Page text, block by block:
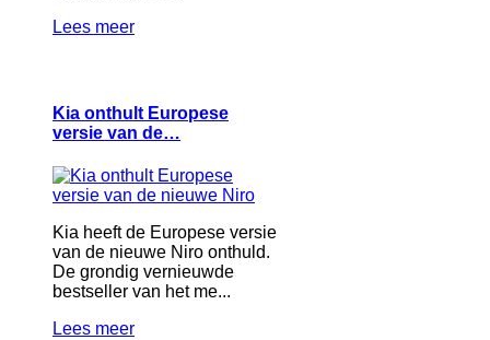
Lees meer
Kia onthult Europese
versie van de…
Kia heeft de Europese versie
van de nieuwe Niro onthuld.
De grondig vernieuwde
bestseller van het me...
Lees meer